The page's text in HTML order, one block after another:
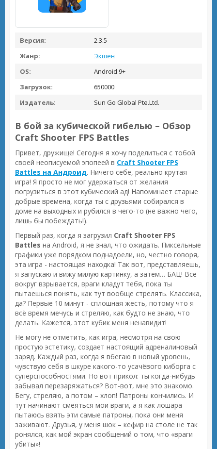
Версия:
2.3.5
Жанр:
Экшен
OS:
Android 9+
Загрузок:
650000
Издатель:
Sun Go Global Pte.Ltd.
В бой за кубической гибелью – Обзор
Craft Shooter FPS Battles
Привет, дружище! Сегодня я хочу поделиться с тобой
своей неописуемой эпопеей в Craft Shooter FPS
Battles на Андроид. Ничего себе, реально крутая
игра! Я просто не мог удержаться от желания
погрузиться в этот кубический ад! Напоминает старые
добрые времена, когда ты с друзьями собирался в
доме на выходных и рубился в чего-то (не важно чего,
лишь бы побеждать!).
Первый раз, когда я загрузил Craft Shooter FPS
Battles на Android, я не знал, что ожидать. Пиксельные
графики уже порядком поднадоели, но, честно говоря,
эта игра - настоящая находка! Так вот, представляешь,
я запускаю и вижу милую картинку, а затем… БАЦ! Все
вокруг взрывается, враги кладут тебя, пока ты
пытаешься понять, как тут вообще стрелять. Классика,
да? Первые 10 минут - сплошная жесть, потому что я
всё время мечусь и стреляю, как будто не знаю, что
делать. Кажется, этот кубик меня ненавидит!
Не могу не отметить, как игра, несмотря на свою
простую эстетику, создает настоящий адреналиновый
заряд. Каждый раз, когда я вбегаю в новый уровень,
чувствую себя в шкуре какого-то усачёвого киборга с
суперспособностями. Но вот прикол: ты когда-нибудь
забывал перезаряжаться? Вот-вот, мне это знакомо.
Бегу, стреляю, а потом – хлоп! Патроны кончились. И
тут начинают смеяться мои враги, а я как лошара
пытаюсь взять эти самые патроны, пока они меня
заживают. Друзья, у меня шок – кефир на столе не так
ронялся, как мой экран сообщений о том, что «враги
убиты»!